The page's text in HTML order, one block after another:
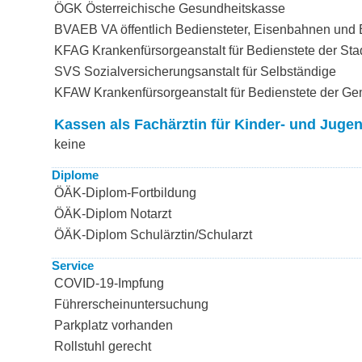
ÖGK Österreichische Gesundheitskasse
BVAEB VA öffentlich Bediensteter, Eisenbahnen und
KFAG Krankenfürsorgeanstalt für Bedienstete der
SVS Sozialversicherungsanstalt für Selbständige
KFAW Krankenfürsorgeanstalt für Bedienstete der
Kassen als Fachärztin für Kinder- und
keine
Diplome
ÖÄK-Diplom-Fortbildung
ÖÄK-Diplom Notarzt
ÖÄK-Diplom Schulärztin/Schularzt
Service
COVID-19-Impfung
Führerscheinuntersuchung
Parkplatz vorhanden
Rollstuhl gerecht